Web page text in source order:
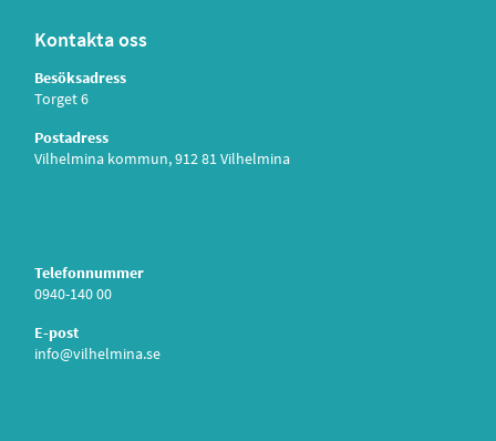
Kontakta oss
Besöksadress
Torget 6
Postadress
Vilhelmina kommun, 912 81 Vilhelmina
Telefonnummer
0940-140 00
E-post
info@vilhelmina.se